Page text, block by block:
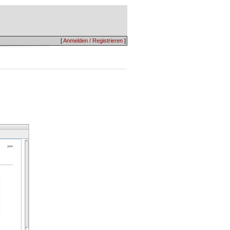
[Anmelden / Registrieren ]